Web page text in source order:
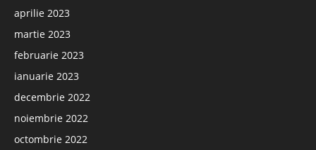
aprilie 2023
martie 2023
februarie 2023
ianuarie 2023
decembrie 2022
noiembrie 2022
octombrie 2022